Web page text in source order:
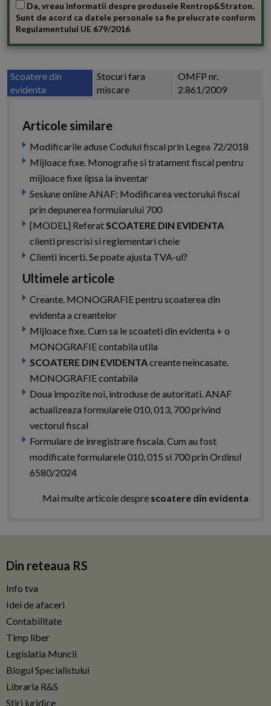
Da, vreau informatii despre produsele Rentrop&Straton.
Sunt de acord ca datele personale sa fie prelucrate conform
Regulamentului UE 679/2016
Scoatere din
evidenta
Stocuri fara
miscare
OMFP nr.
2.861/2009
Articole similare
Modificarile aduse Codului fiscal prin Legea 72/2018
Mijloace fixe. Monografie si tratament fiscal pentru
mijloace fixe lipsa la inventar
Sesiune online ANAF: Modificarea vectorului fiscal
prin depunerea formularului 700
[MODEL] ReferatSCOATERE DIN EVIDENTA
clienti prescrisi si reglementari cheie
Clienti incerti. Se poate ajusta TVA-ul?
Ultimele articole
Creante. MONOGRAFIE pentru scoaterea din
evidenta a creantelor
Mijloace fixe. Cum sa le scoateti din evidenta + o
MONOGRAFIE contabila utila
SCOATERE DIN EVIDENTAcreante neincasate.
MONOGRAFIE contabila
Doua impozite noi, introduse de autoritati. ANAF
actualizeaza formularele 010, 013, 700 privind
vectorul fiscal
Formulare de inregistrare fiscala. Cum au fost
modificate formularele 010, 015 si 700 prin Ordinul
6580/2024
Mai multe articole despre scoatere din evidenta
Din reteaua RS
Info tva
Idei de afaceri
Contabilitate
Timp liber
Legislatia Muncii
Blogul Specialistului
Libraria R&S
Stiri juridice